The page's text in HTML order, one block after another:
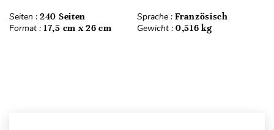
Seiten : 240 Seiten Sprache : Französisch
Format : 17,5 cm x 26 cm Gewicht : 0,516 kg